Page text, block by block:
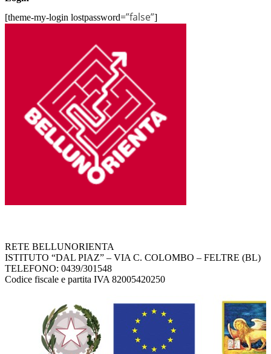
[theme-my-login lostpassword=”false”]
RETE BELLUNORIENTA
ISTITUTO “DAL PIAZ” – VIA C. COLOMBO – FELTRE (BL)
TELEFONO: 0439/301548
Codice fiscale e partita IVA 82005420250